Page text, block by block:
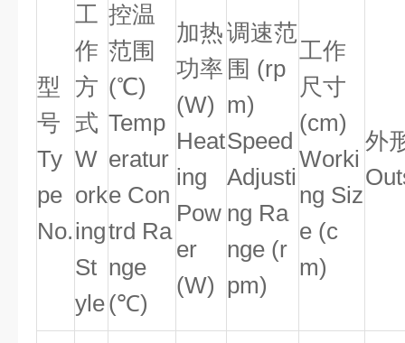
型
号
Ty
pe
No.
工
作
方
式
W
ork
ing
St
yle
控温
范围
(℃)
Temp
eratur
e Con
trd Ra
nge
(℃)
加热
功率
(W)
Heat
ing
Pow
er
(W)
调速范
围 (rp
m)
Speed
Adjusti
ng Ra
nge (r
pm)
工作
尺寸
(cm)
Worki
ng Siz
e (c
m)
外